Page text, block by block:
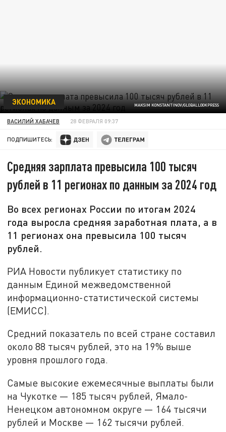
MAKSIM KONSTANTINOV/GLOBALLOOKPRESS
ЭКОНОМИКА
ВАСИЛИЙ ХАБАЧЕВ 28 ФЕВРАЛЯ 09:37
ПОДПИШИТЕСЬ:
Средняя зарплата превысила 100 тысяч
рублей в 11 регионах по данным за 2024 год
Во всех регионах России по итогам 2024
года выросла средняя заработная плата, а в
11 регионах она превысила 100 тысяч
рублей.
РИА Новости публикует статистику по
данным Единой межведомственной
информационно-статистической системы
(ЕМИСС).
Средний показатель по всей стране составил
около 88 тысяч рублей, это на 19% выше
уровня прошлого года.
Самые высокие ежемесячные выплаты были
на Чукотке — 185 тысяч рублей, Ямало-
Ненецком автономном округе — 164 тысячи
рублей и Москве — 162 тысячи рублей.